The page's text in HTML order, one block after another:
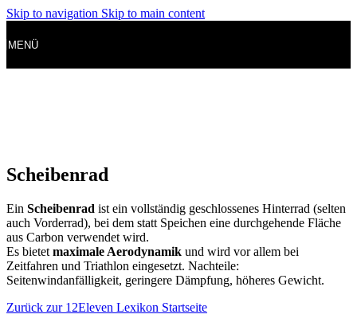
Skip to navigation Skip to main content
MENÜ
Scheibenrad
Ein Scheibenrad ist ein vollständig geschlossenes Hinterrad (selten
auch Vorderrad), bei dem statt Speichen eine durchgehende Fläche
aus Carbon verwendet wird.
Es bietet maximale Aerodynamik und wird vor allem bei
Zeitfahren und Triathlon eingesetzt. Nachteile:
Seitenwindanfälligkeit, geringere Dämpfung, höheres Gewicht.
Zurück zur 12Eleven Lexikon Startseite